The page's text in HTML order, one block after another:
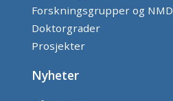
Forskningsgrupper og NMD
Doktorgrader
Prosjekter
Nyheter